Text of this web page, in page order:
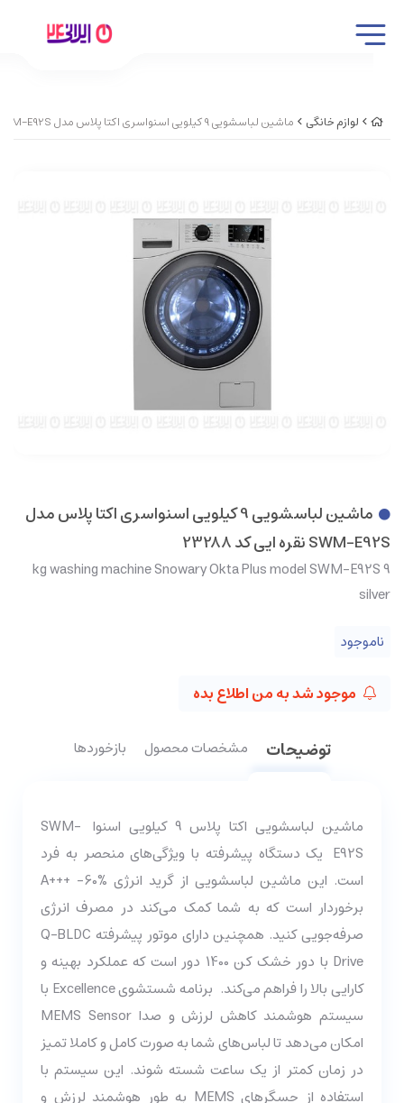
لوازم خانگی ماشین لباسشویی 9 کیلویی اسنواسری اکتا پلاس مدل SWM-E92S نقره ایی کد 23288
ماشین لباسشویی 9 کیلویی اسنواسری اکتا پلاس مدل
SWM-E92S نقره ایی کد 23288
9 kg washing machine Snowary Okta Plus model SWM-E92S
silver
ناموجود
موجود شد به من اطلاع بده
توضیحات مشخصات محصول بازخوردها
ماشین لباسشویی اکتا پلاس 9 کیلویی اسنوا
SWM-
E92S یک دستگاه پیشرفته با ویژگی‌های منحصر به فرد
است. این ماشین لباسشویی از گرید انرژی A+++ -60%
برخوردار است که به شما کمک می‌کند در مصرف انرژی
صرفه‌جویی کنید. همچنین دارای موتور پیشرفته Q-BLDC
Drive با دور خشک کن 1400 دور است که عملکرد بهینه و
کارایی بالا را فراهم می‌کند.
برنامه شستشوی Excellence با
سیستم هوشمند کاهش لرزش و صدا MEMS Sensor
امکان می‌دهد تا لباس‌های شما به صورت کامل و کاملا تمیز
در زمان کمتر از یک ساعت شسته شوند. این سیستم با
استفاده از حسگرهای MEMS به طور هوشمند لرزش و